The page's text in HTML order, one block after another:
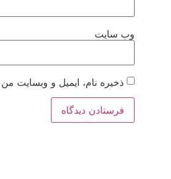
وب‌ سایت
ذخیره نام، ایمیل و وبسایت